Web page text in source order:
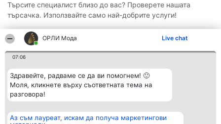
ОРЛИ Мода Live chat
07:06
Здравейте, радваме се да ви помогнем! 🙂
Моля, кликнете върху съответната тема на
разговора!
Аз съм лауреат, искам да получа маркетингови
Търсите специалист близо до вас? Проверете нашата
търсачка. Използвайте само най-добрите услуги!
Организатор на
Класация Контакти